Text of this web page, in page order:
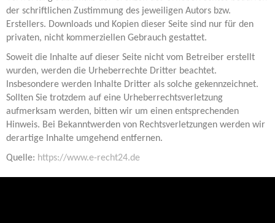
der schriftlichen Zustimmung des jeweiligen Autors bzw.
Erstellers. Downloads und Kopien dieser Seite sind nur für den
privaten, nicht kommerziellen Gebrauch gestattet.
Soweit die Inhalte auf dieser Seite nicht vom Betreiber erstellt
wurden, werden die Urheberrechte Dritter beachtet.
Insbesondere werden Inhalte Dritter als solche gekennzeichnet.
Sollten Sie trotzdem auf eine Urheberrechtsverletzung
aufmerksam werden, bitten wir um einen entsprechenden
Hinweis. Bei Bekanntwerden von Rechtsverletzungen werden wir
derartige Inhalte umgehend entfernen.
Quelle: https://www.e-recht24.de